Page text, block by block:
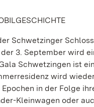
Schwetzinger
3. September wird
Schwetzingen ist
wird
in der Folge
Kleinwagen oder